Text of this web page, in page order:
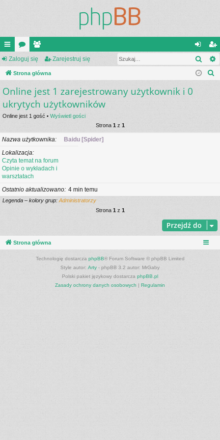
ię
ce
j
…
or
a
ży
tk
o
w
ni
cy
al
og
ar
ej
si
Zaloguj się Zarejestruj się
Strona główna
Online jest 1 zarejestrowany użytkownik i 0
ukrytych użytkowników
Online jest 1 gość • Wyświetl gości
Strona 1z 1
Nazwa użytkownika
Baidu [Spider]
Lokalizacja
Czyta temat na forum
Opinie o wykładach i
warsztatach
Ostatnio aktualizowano 4 min temu
Legenda – kolory grup: Administratorzy
Strona 1 z 1
Przejdź do
Strona główna
Technologię dostarcza phpBB® Forum Software © phpBB Limited
Style autor: Arty - phpBB 3.2 autor: MrGaby
Polski pakiet językowy dostarcza phpBB.pl
Zasady ochrony danych osobowych | Regulamin